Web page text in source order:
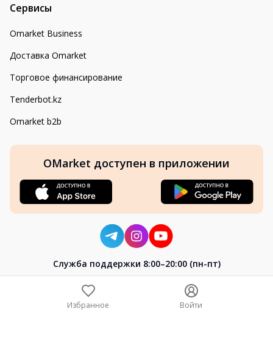
Сервисы
Omarket Business
Доставка Omarket
Торговое финансирование
Tenderbot.kz
Omarket b2b
OMarket доступен в приложении
Cлужба поддержки 8:00–20:00 (пн-пт)
Избранное Войти